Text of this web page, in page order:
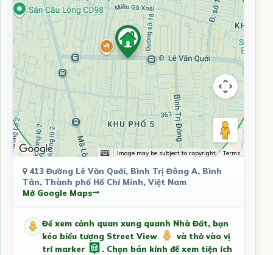
Image may be subject to copyright Terms
413 Đường Lê Văn Quới, Bình Trị Đông A, Bình
Tân, Thành phố Hồ Chí Minh, Việt Nam
Mở Google Maps
Để xem cảnh quan xung quanh Nhà Đất, bạn
kéo biểu tượng Street View
và thả vào vị
trí marker
. Chọn bán kính để xem tiện ích